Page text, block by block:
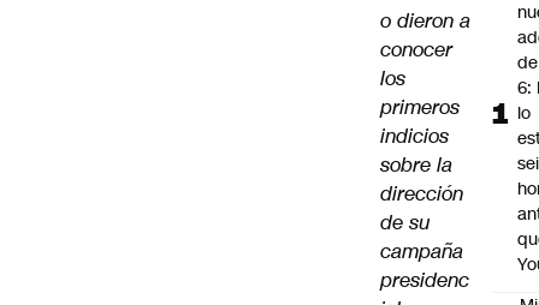
o dieron a
conocer
los
primeros
indicios
sobre la
dirección
de su
campaña
presidenc
6:
lo